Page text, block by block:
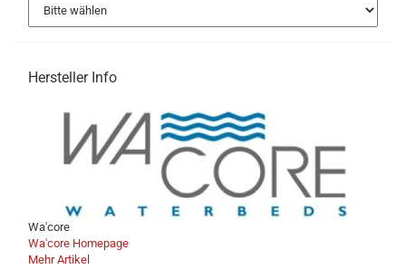
Hersteller Info
Wa'core
Wa'core Homepage
Mehr Artikel